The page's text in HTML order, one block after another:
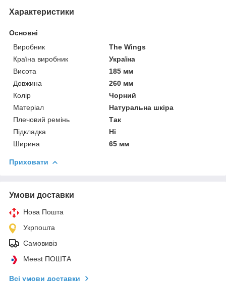
Характеристики
Основні
Виробник
The Wings
Країна виробник
Україна
Висота
185 мм
Довжина
260 мм
Колір
Чорний
Матеріал
Натуральна шкіра
Плечовий ремінь
Так
Підкладка
Ні
Ширина
65 мм
Приховати
Умови доставки
Нова Пошта
Укрпошта
Самовивіз
Meest ПОШТА
Всі умови доставки